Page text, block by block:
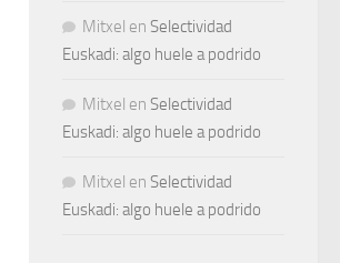
Mitxel en Selectividad
Euskadi: algo huele a podrido
Mitxel en Selectividad
Euskadi: algo huele a podrido
Mitxel en Selectividad
Euskadi: algo huele a podrido